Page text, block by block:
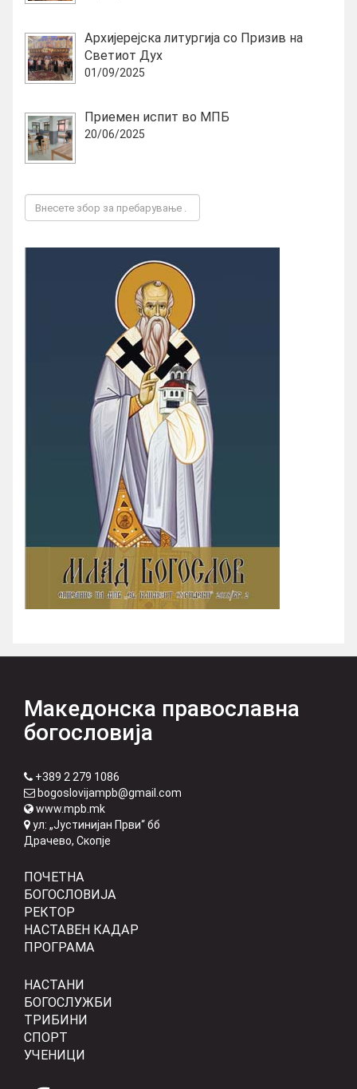
Архијерејска литургија со Призив на
Светиот Дух
01/09/2025
Приемен испит во МПБ
20/06/2025
Македонска православна
богословија
+389 2 279 1086
bogoslovijampb@gmail.com
www.mpb.mk
ул: „Јустинијан Први“ бб
Драчево, Скопје
ПОЧЕТНА
БОГОСЛОВИЈА
РЕКТОР
НАСТАВЕН КАДАР
ПРОГРАМА
НАСТАНИ
БОГОСЛУЖБИ
ТРИБИНИ
СПОРТ
УЧЕНИЦИ